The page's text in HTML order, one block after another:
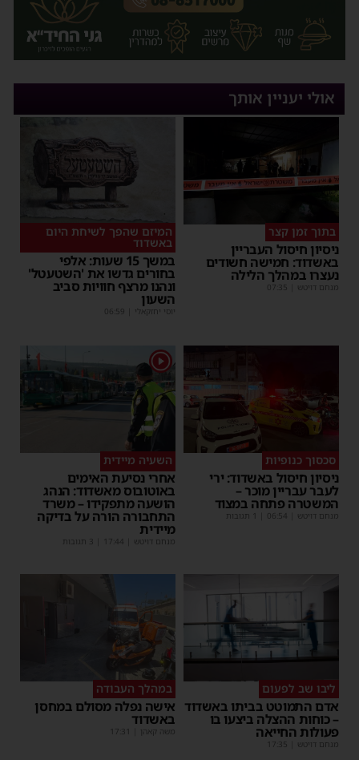
אולי יעניין אותך
בתוך זמן קצר
ניסיון חיסול העבריין
באשדוד: חמישה חשודים
נעצרו במהלך הלילה
מנחם דויטש 07:35
המיזם שהפך לשיחת היום
באשדוד
במשך 15 שעות: אלפי
בחורים גדשו את 'השטעטל'
ונהנו מרצף חוויות סביב
השעון
יוסי יחזקאלי 06:59
סכסוך כנופיות
ניסיון חיסול באשדוד: ירי
לעבר עבריין מוכר –
המשטרה פתחה במצוד
מנחם דויטש 06:54
1
השעיה מיידית
אחרי נסיעת האימים
באוטובוס מאשדוד: הנהג
הושעה מתפקידו – משרד
התחבורה הורה על בדיקה
מיידית
מנחם דויטש 17:44
ליבו שב לפעום
אדם התמוטט בביתו באשדוד
– כוחות ההצלה ביצעו בו
פעולות החייאה
מנחם דויטש 17:35
במהלך העבודה
אישה נפלה מסולם במחסן
באשדוד
משה קאהן 17:31